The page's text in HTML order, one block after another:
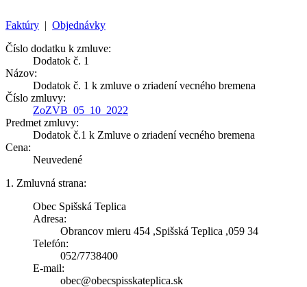
Faktúry | Objednávky
Číslo dodatku k zmluve:
Dodatok č. 1
Názov:
Dodatok č. 1 k zmluve o zriadení vecného bremena
Číslo zmluvy:
ZoZVB_05_10_2022
Predmet zmluvy:
Dodatok č.1 k Zmluve o zriadení vecného bremena
Cena:
Neuvedené
1. Zmluvná strana:
Obec Spišská Teplica
Adresa:
Obrancov mieru 454 ,Spišská Teplica ,059 34
Telefón:
052/7738400
E-mail:
obec@obecspisskateplica.sk